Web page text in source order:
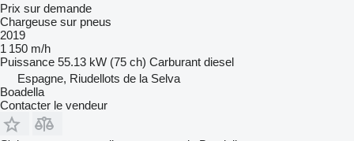
Prix sur demande
Chargeuse sur pneus
2019
1 150 m/h
Puissance 55.13 kW (75 ch) Carburant diesel
Espagne, Riudellots de la Selva
Boadella
Contacter le vendeur